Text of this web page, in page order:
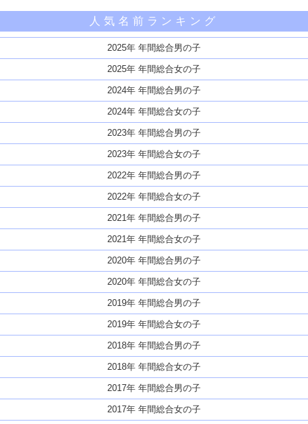
人気名前ランキング
2025年 年間総合男の子
2025年 年間総合女の子
2024年 年間総合男の子
2024年 年間総合女の子
2023年 年間総合男の子
2023年 年間総合女の子
2022年 年間総合男の子
2022年 年間総合女の子
2021年 年間総合男の子
2021年 年間総合女の子
2020年 年間総合男の子
2020年 年間総合女の子
2019年 年間総合男の子
2019年 年間総合女の子
2018年 年間総合男の子
2018年 年間総合女の子
2017年 年間総合男の子
2017年 年間総合女の子